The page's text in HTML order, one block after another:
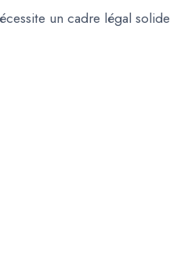
un cadre légal solide